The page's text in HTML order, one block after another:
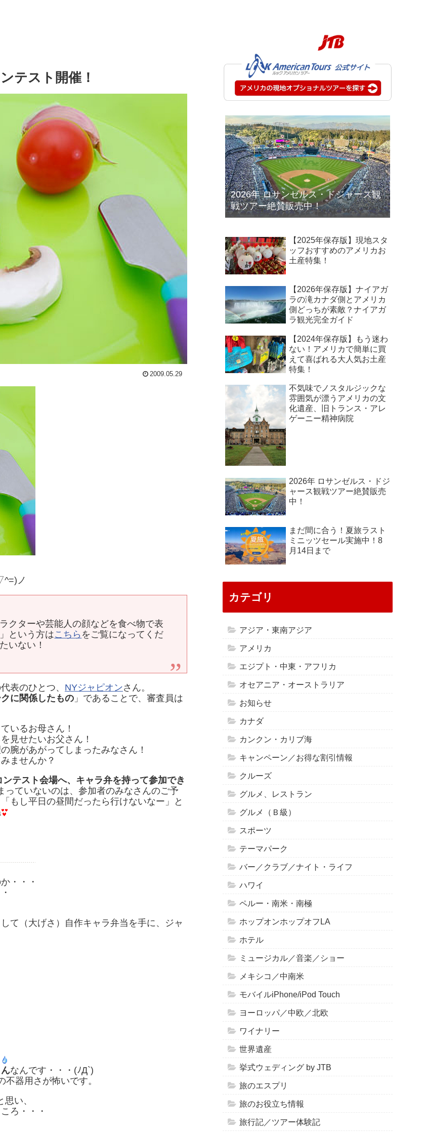
テスト開催！
2009.05.29
ノ
クターや芸能人の顔などを食べ物で表
という方はこちら をご覧になってくだ
いない！
表のひとつ、 NYジャピオンさん。
に関係したもの 」であることで、審査員は
いるお母さん！
見せたいお父さん！
腕があがってしまったみなさん！
ませんか？
テスト会場へ、キャラ弁を持って参加でき
っていないのは、参加者のみなさんのご予
もし平日の昼間だったら行けないなー」と
・・・
て（大げさ）自作キャラ弁当を手に、ジャ
なんです・・・(ﾉД`)
器用さが怖いです。
い、
ろ・・・
2026年 ロサンゼルス・ドジャース観
戦ツアー絶賛販売中！
【2025年保存版】現地スタ
ッフおすすめのアメリカお
土産特集！
【2026年保存版】ナイアガ
ラの滝カナダ側とアメリカ
側どっちが素敵？ナイアガ
ラ観光完全ガイド
【2024年保存版】もう迷わ
ない！アメリカで簡単に買
えて喜ばれる大人気お土産
特集！
不気味でノスタルジックな
雰囲気が漂うアメリカの文
化遺産、旧トランス・アレ
ゲーニー精神病院
2026年 ロサンゼルス・ドジ
ャース観戦ツアー絶賛販売
中！
まだ間に合う！夏旅ラスト
ミニッツセール実施中！8
月14日まで
カテゴリ
アジア・東南アジア
アメリカ
エジプト・中東・アフリカ
オセアニア・オーストラリア
お知らせ
カナダ
カンクン・カリブ海
キャンペーン／お得な割引情報
クルーズ
グルメ、レストラン
グルメ（Ｂ級）
スポーツ
テーマパーク
バー／クラブ／ナイト・ライフ
ハワイ
ペルー・南米・南極
ホップオンホップオフLA
ホテル
ミュージカル／音楽／ショー
メキシコ／中南米
モバイルiPhone/iPod Touch
ヨーロッパ／中欧／北欧
ワイナリー
世界遺産
挙式ウェディング by JTB
旅のエスプリ
旅のお役立ち情報
旅行記／ツアー体験記